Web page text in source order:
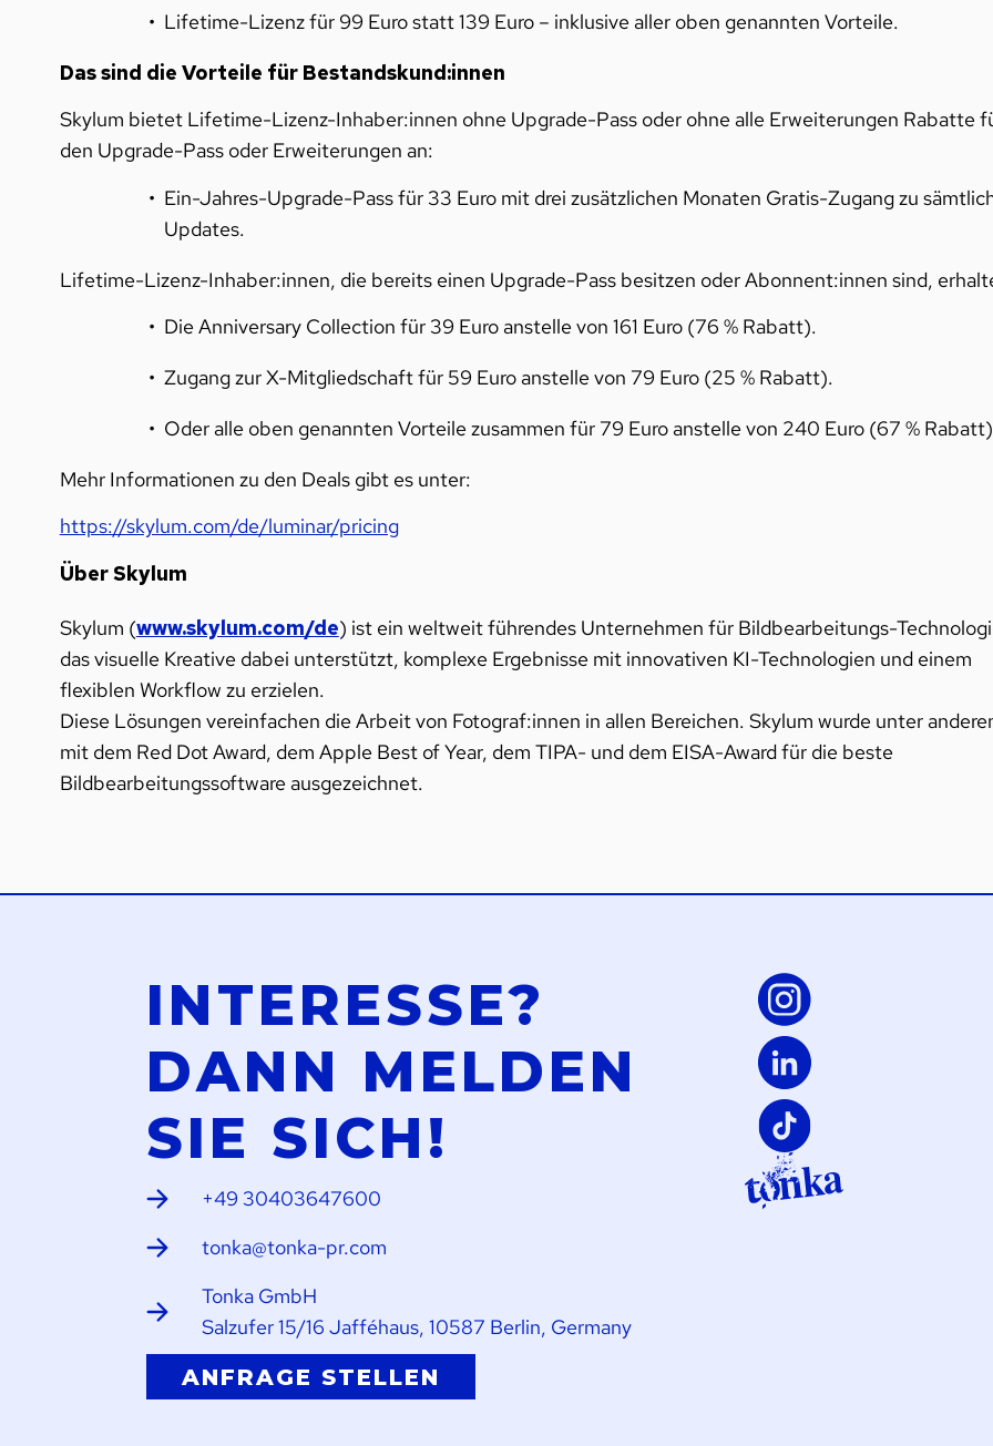
Lifetime-Lizenz für 99 Euro statt 139 Euro – inklusive aller oben genannten Vorteile.
Das sind die Vorteile für Bestandskund:innen
Skylum bietet Lifetime-Lizenz-Inhaber:innen ohne Upgrade-Pass oder ohne alle Erweiterungen Rabatte
den Upgrade-Pass oder Erweiterungen an:
Ein-Jahres-Upgrade-Pass für 33 Euro mit drei zusätzlichen Monaten Gratis-Zugang zu
Updates.
Lifetime-Lizenz-Inhaber:innen, die bereits einen Upgrade-Pass besitzen oder Abonnent:innen sind,
Die Anniversary Collection für 39 Euro anstelle von 161 Euro (76 % Rabatt).
Zugang zur X-Mitgliedschaft für 59 Euro anstelle von 79 Euro (25 % Rabatt).
Oder alle oben genannten Vorteile zusammen für 79 Euro anstelle von 240 Euro (67 %
Mehr Informationen zu den Deals gibt es unter:
https://skylum.com/de/luminar/pricing
Über Skylum
Skylum (www.skylum.com/de) ist ein weltweit führendes Unternehmen für Bildbearbeitungs-
das visuelle Kreative dabei unterstützt, komplexe Ergebnisse mit innovativen KI-Technologien und einem
flexiblen Workflow zu erzielen.
Diese Lösungen vereinfachen die Arbeit von Fotograf:innen in allen Bereichen. Skylum wurde unter
mit dem Red Dot Award, dem Apple Best of Year, dem TIPA- und dem EISA-Award für die beste
Bildbearbeitungssoftware ausgezeichnet.
INTERESSE?
DANN MELDEN
SIE SICH!
+49 30403647600
tonka@tonka-pr.com
Tonka GmbH
Salzufer 15/16 Jafféhaus, 10587 Berlin, Germany
ANFRAGE STELLEN